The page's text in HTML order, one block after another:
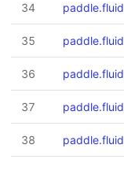
34
35
36
37
38